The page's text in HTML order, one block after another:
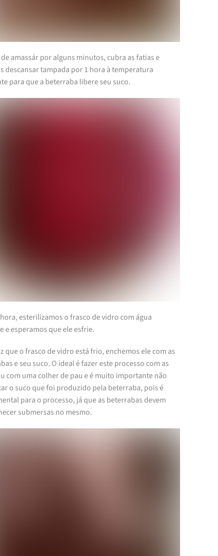
amassár por alguns minutos, cubra as fatias e
descansar tampada por 1 hora à temperatura
para que a beterraba libere seu suco.
esterilizamos o frasco de vidro com água
e esperamos que ele esfrie.
que o frasco de vidro está frio, enchemos ele com as
e seu suco. O ideal é fazer este processo com as
com uma colher de pau e é muito importante não
o suco que foi produzido pela beterraba, pois é
para o processo, já que as beterrabas devem
submersas no mesmo.